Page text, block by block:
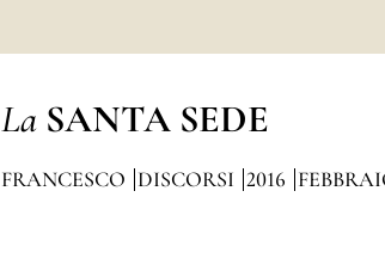
La SANTA SEDE
FRANCESCO DISCORSI 2016